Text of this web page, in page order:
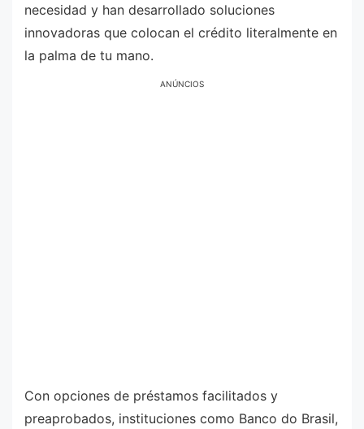
necesidad y han desarrollado soluciones
innovadoras que colocan el crédito literalmente en
la palma de tu mano.
ANÚNCIOS
Con opciones de préstamos facilitados y
preaprobados, instituciones como Banco do Brasil,